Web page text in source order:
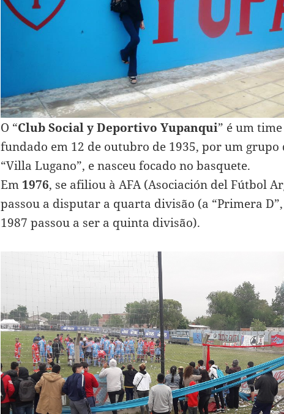
O “Club Social y Deportivo Yupanqui” é um
fundado em 12 de outubro de 1935, por um grupo
“Villa Lugano”, e nasceu focado no basquete.
Em 1976, se afiliou à AFA (Asociación del Fútbol
passou a disputar a quarta divisão (a “Primera
1987 passou a ser a quinta divisão).